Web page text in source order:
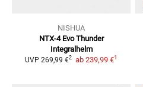
NISHUA
NTX-4 Evo Thunder
Integralhelm
UVP 269,99 €2 ab 239,99 €1